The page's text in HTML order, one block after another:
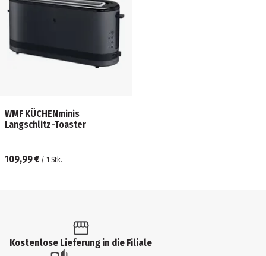
WMF KÜCHENminis
Langschlitz-Toaster
109,99 € / 1 Stk.
Kostenlose Lieferung in die Filiale